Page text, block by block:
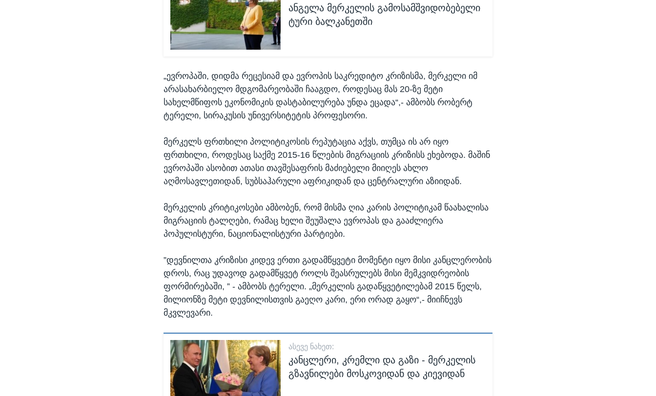
ანგელა მერკელის გამოსამშვიდობებელი
ტური ბალკანეთში
„ევროპაში, დიდმა რეცესიამ და ევროპის საკრედიტო კრიზისმა, მერკელი იმ
არასახარბიელო მდგომარეობაში ჩააგდო, როდესაც მას 20-ზე მეტი
სახელმწიფოს ეკონომიკის დასტაბილურება უნდა ეცადა“,- ამბობს რობერტ
ტერელი, სირაკუსის უნივერსიტეტის პროფესორი.
მერკელს ფრთხილი პოლიტიკოსის რეპუტაცია აქვს, თუმცა ის არ იყო
ფრთხილი, როდესაც საქმე 2015-16 წლების მიგრაციის კრიზისს ეხებოდა. მაშინ
ევროპაში ასობით ათასი თავშესაფრის მაძიებელი მიიღეს ახლო
აღმოსავლეთიდან, სუბსაჰარული აფრიკიდან და ცენტრალური აზიიდან.
მერკელის კრიტიკოსები ამბობენ, რომ მისმა ღია კარის პოლიტიკამ წაახალისა
მიგრაციის ტალღები, რამაც ხელი შეუშალა ევროპას და გააძლიერა
პოპულისტური, ნაციონალისტური პარტიები.
”დევნილთა კრიზისი კიდევ ერთი გადამწყვეტი მომენტი იყო მისი კანცლერობის
დროს, რაც უდავოდ გადამწყვეტ როლს შეასრულებს მისი მემკვიდრეობის
ფორმირებაში, ” - ამბობს ტერელი. „მერკელის გადაწყვეტილებამ 2015 წელს,
მილიონზე მეტი დევნილისთვის გაეღო კარი, ერი ორად გაყო“,- მიიჩნევს
მკვლევარი.
ᲐᲡᲔᲕᲔ ᲜᲐᲮᲔᲗ:
კანცლერი, კრემლი და გაზი - მერკელის
გზავნილები მოსკოვიდან და კიევიდან